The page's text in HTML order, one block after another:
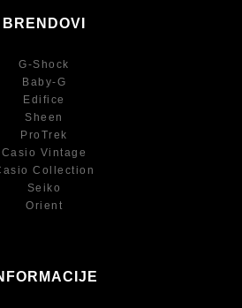
BRENDOVI
G-Shock
Baby-G
Edifice
Sheen
ProTrek
Casio Vintage
Collection
Seiko
Orient